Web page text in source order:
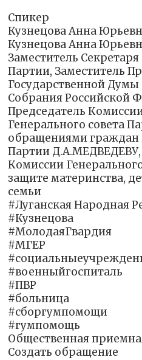
Спикер
Кузнецова Анна
Кузнецова Анна
Заместитель
Партии, Заместитель
Государственной
Собрания Российской
Председатель
Генерального совета
обращениями граждан
Партии Д.А.МЕДВЕДЕВУ,
Комиссии
защите материнства,
семьи
#Луганская Народная
#Кузнецова
#МолодаяГвардия
#МГЕР
#военныйгоспиталь
#ПВР
#больница
#сборгумпомощи
#гумпомощь
Общественная
Создать обращение